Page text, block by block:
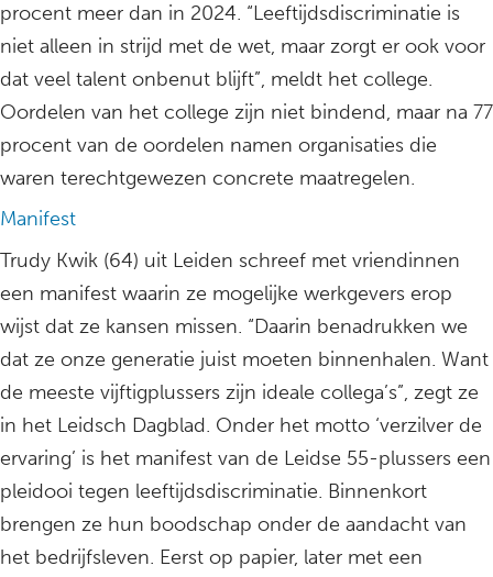
procent meer dan in 2024. “Leeftijdsdiscriminatie is
niet alleen in strijd met de wet, maar zorgt er ook voor
dat veel talent onbenut blijft”, meldt het college.
Oordelen van het college zijn niet bindend, maar na 77
procent van de oordelen namen organisaties die
waren terechtgewezen concrete maatregelen.
Manifest
Trudy Kwik (64) uit Leiden schreef met vriendinnen
een manifest waarin ze mogelijke werkgevers erop
wijst dat ze kansen missen. “Daarin benadrukken we
dat ze onze generatie juist moeten binnenhalen. Want
de meeste vijftigplussers zijn ideale collega’s”, zegt ze
in het Leidsch Dagblad. Onder het motto ‘verzilver de
ervaring’ is het manifest van de Leidse 55-plussers een
pleidooi tegen leeftijdsdiscriminatie. Binnenkort
brengen ze hun boodschap onder de aandacht van
het bedrijfsleven. Eerst op papier, later met een